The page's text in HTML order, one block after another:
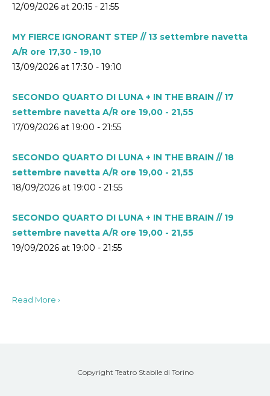
12/09/2026 at 20:15 - 21:55
MY FIERCE IGNORANT STEP // 13 settembre navetta
A/R ore 17,30 - 19,10
13/09/2026 at 17:30 - 19:10
SECONDO QUARTO DI LUNA + IN THE BRAIN // 17
settembre navetta A/R ore 19,00 - 21,55
17/09/2026 at 19:00 - 21:55
SECONDO QUARTO DI LUNA + IN THE BRAIN // 18
settembre navetta A/R ore 19,00 - 21,55
18/09/2026 at 19:00 - 21:55
SECONDO QUARTO DI LUNA + IN THE BRAIN // 19
settembre navetta A/R ore 19,00 - 21,55
19/09/2026 at 19:00 - 21:55
Read More ›
Copyright Teatro Stabile di Torino